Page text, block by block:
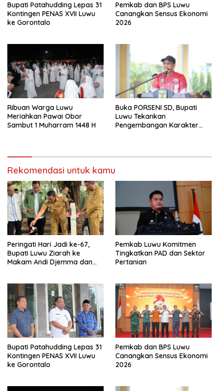
Bupati Patahudding Lepas 31
Kontingen PENAS XVII Luwu
ke Gorontalo
Pemkab dan BPS Luwu
Canangkan Sensus Ekonomi
2026
Ribuan Warga Luwu
Meriahkan Pawai Obor
Sambut 1 Muharram 1448 H
Buka PORSENI SD, Bupati
Luwu Tekankan
Pengembangan Karakter
Rekomendasi untuk kamu
Peringati Hari Jadi ke-67,
Bupati Luwu Ziarah ke
Makam Andi Djemma dan
Pemkab Luwu Komitmen
Tingkatkan PAD dan Sektor
Pertanian
Bupati Patahudding Lepas 31
Kontingen PENAS XVII Luwu
ke Gorontalo
Pemkab dan BPS Luwu
Canangkan Sensus Ekonomi
2026